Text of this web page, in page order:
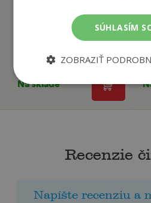
Ovocie a zelenina ako
Oberbeil, Christiane
Na sklade
Recenzie
Napíšte recenziu a
SÚHLASÍM
ZOBRAZIŤ